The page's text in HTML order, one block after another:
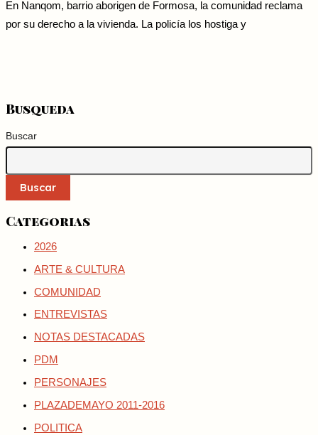
En Nanqom, barrio aborigen de Formosa, la comunidad reclama
por su derecho a la vivienda. La policía los hostiga y
Busqueda
Buscar
Buscar
Categorias
2026
ARTE & CULTURA
COMUNIDAD
ENTREVISTAS
NOTAS DESTACADAS
PDM
PERSONAJES
PLAZADEMAYO 2011-2016
POLITICA